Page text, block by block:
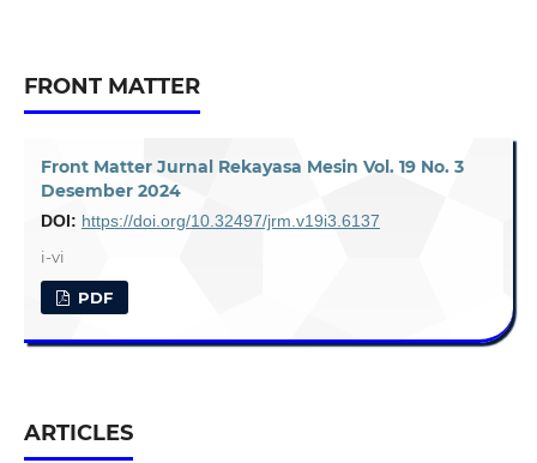
FRONT MATTER
Front Matter Jurnal Rekayasa Mesin Vol. 19 No. 3
Desember 2024
DOI: https://doi.org/10.32497/jrm.v19i3.6137
i-vi
PDF
ARTICLES